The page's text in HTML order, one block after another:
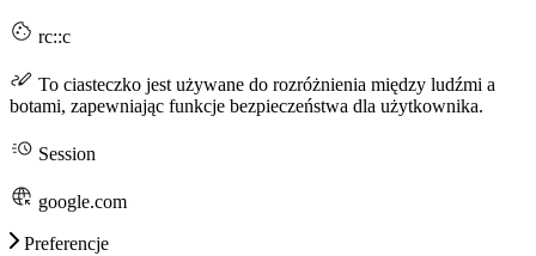
rc::c
To ciasteczko jest używane do rozróżnienia między ludźmi a
botami, zapewniając funkcje bezpieczeństwa dla użytkownika.
Session
google.com
Preferencje